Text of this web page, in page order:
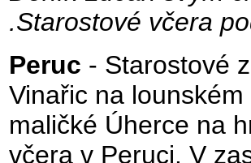
.Starostové včera
Peruc - Starostové
Vinařic na
maličké Úherce na
včera v Peruci. V